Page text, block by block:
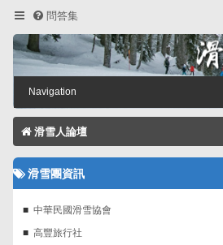
問答集
Navigation
滑雪人論壇
滑雪團資訊
中華民國滑雪協會
高豐旅行社